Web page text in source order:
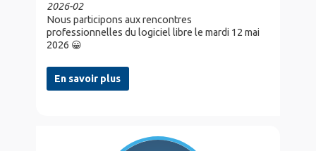
2026-02
Nous participons aux rencontres
professionnelles du logiciel libre le mardi 12 mai
2026 😀
En savoir plus